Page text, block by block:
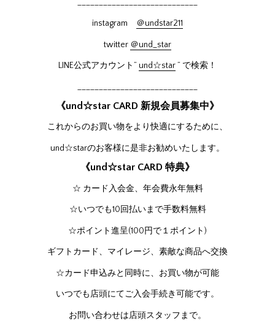
instagram ＠undstar211
twitter ＠und_star
LINE公式アカウント” und☆star” で検索！
《und☆star CARD 新規会員募集中》
これからのお買い物をより快適にするために、
und☆starのお客様に是非お勧めいたします。
《und☆star CARD 特典》
☆ カード入会金、年会費永年無料
☆いつでも10回払いまで手数料無料
☆ポイント進呈(100円で１ポイント)
ギフトカード、マイレージ、素敵な商品へ交換
☆カード申込みと同時に、お買い物が可能
いつでも店頭にてご入会手続き可能です。
お問い合わせは店頭スタッフまで。